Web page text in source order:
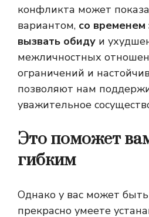
конфликта может
вариантом, со
вызвать обиду и
межличностных
ограничений и
позволяют нам
уважительное
Это поможет
гибким
Однако у вас может
прекрасно умеете